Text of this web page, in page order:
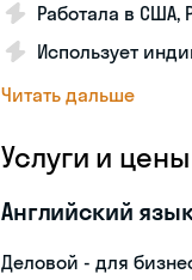
Работала в США,
Использует
Читать дальше
Услуги и цены
Английский
Деловой - для